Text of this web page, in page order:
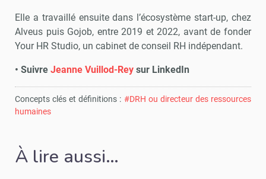
Elle a travaillé ensuite dans l’écosystème start-up, chez
Alveus puis Gojob, entre 2019 et 2022, avant de fonder
Your HR Studio, un cabinet de conseil RH indépendant.
• Suivre Jeanne Vuillod-Rey sur LinkedIn
Concepts clés et définitions : #DRH ou directeur des ressources
humaines
À lire aussi…